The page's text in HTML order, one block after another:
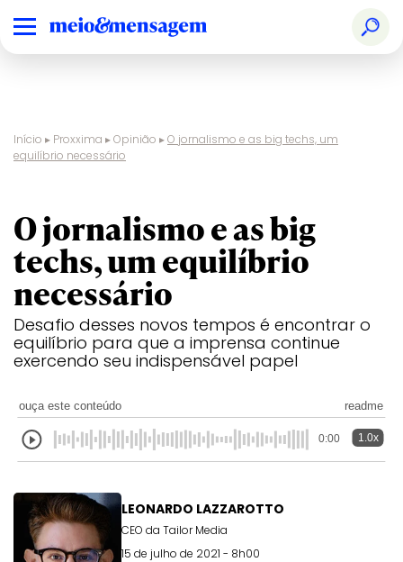
Início ▸ Proxxima ▸Opinião ▸O jornalismo e as big techs, um
equilíbrio necessário
O jornalismo e as big
techs, um equilíbrio
necessário
Desafio desses novos tempos é encontrar o
equilíbrio para que a imprensa continue
exercendo seu indispensável papel
ouça este conteúdo readme
0:00 1.0x
LEONARDO LAZZAROTTO
CEO da Tailor Media
15 de julho de 2021 - 8h00